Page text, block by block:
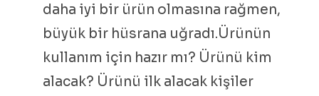
daha iyi bir ürün olmasına rağmen,
büyük bir hüsrana uğradı.Ürünün
kullanım için hazır mı? Ürünü kim
alacak? Ürünü ilk alacak kişiler